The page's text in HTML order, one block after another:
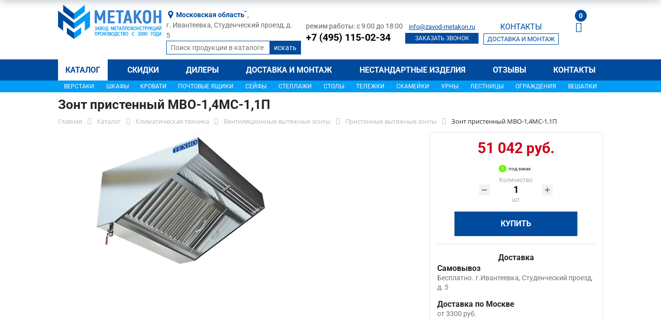
Московская область ,
г. Ивантеевка, Студенческий проезд, д.
5
режим работы: с 9:00 до 18:00
+7 (495) 115-02-34
info@zavod-metakon.ru
ЗАКАЗАТЬ ЗВОНОК
КОНТАКТЫ
ДОСТАВКА И МОНТАЖ
0
КАТАЛОГ СКИДКИ ДИЛЕРЫ ДОСТАВКА И МОНТАЖ НЕСТАНДАРТНЫЕ ИЗДЕЛИЯ ОТЗЫВЫ КОНТАКТЫ
ВЕРСТАКИ ШКАФЫ КРОВАТИ ПОЧТОВЫЕ ЯЩИКИ СЕЙФЫ СТЕЛЛАЖИ СТОЛЫ ТЕЛЕЖКИ СКАМЕЙКИ УРНЫ ЛЕСТНИЦЫ ОГРАЖДЕНИЯ ВЕШАЛКИ
Зонт пристенный МВО-1,4МС-1,1П
Главная Каталог Климатическая техника Вентиляционные вытяжные зонты Пристенные вытяжные зонты Зонт пристенный МВО-1,4МС-1,1П
51 042 руб.
под заказ
Количество
шт
КУПИТЬ
Доставка
Самовывоз
Бесплатно. г.Ивантеевка, Студенческий проезд,
д. 5
Доставка по Москве
от 3300 руб.